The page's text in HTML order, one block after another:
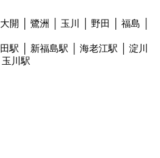
開 │ 鷺洲 │ 玉川 │ 野田 │ 福島 │
駅 │ 新福島駅 │ 海老江駅 │ 淀川
川駅